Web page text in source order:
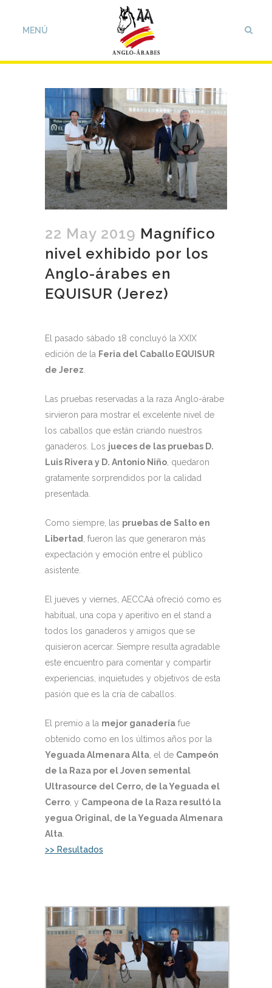
22 May 2019 Magnífico
nivel exhibido por los
Anglo-árabes en
EQUISUR (Jerez)
El pasado sábado 18 concluyó la XXIX
edición de la Feria del Caballo EQUISUR
de Jerez
Las pruebas reservadas a la raza Anglo-árabe
sirvieron para mostrar el excelente nivel de
los caballos que están criando nuestros
ganaderos. Los jueces de las pruebas D.
Luis Rivera y D. Antonio Niño , quedaron
gratamente sorprendidos por la calidad
presentada.
Como siempre, las pruebas de Salto en
Libertad
, fueron las que generaron más
expectación y emoción entre el público
asistente.
El jueves y viernes, AECCAá ofreció como es
habitual, una copa y aperitivo en el stand a
todos los ganaderos y amigos que se
quisieron acercar. Siempre resulta agradable
este encuentro para comentar y compartir
experiencias, inquietudes y objetivos de esta
pasión que es la cría de caballos.
El premio a la mejor ganadería fue
obtenido como en los últimos años por la
Yeguada Almenara Alta , el de Campeón
de la Raza por el Joven semental
Ultrasource del Cerro, de la Yeguada el
Cerro , y Campeona de la Raza resultó la
yegua Original, de la Yeguada Almenara
Alta
>> Resultados